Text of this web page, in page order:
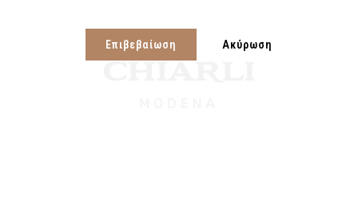
Επιβεβαίωση Ακύρωση